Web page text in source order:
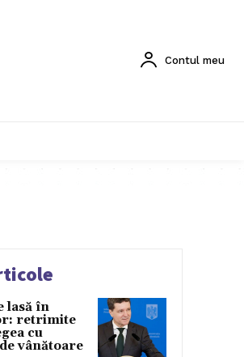
Contul meu
lasă în
retrimite
cu
vânătoare